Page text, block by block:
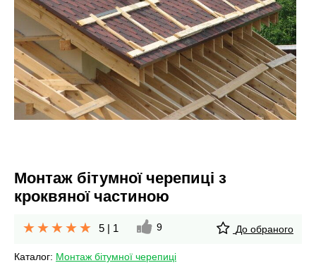
Монтаж бітумної черепиці з
кроквяної частиною
5 | 1 9 До обраного
Каталог: Монтаж бітумної черепиці